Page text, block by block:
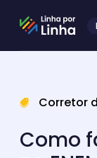
Corretor
Como